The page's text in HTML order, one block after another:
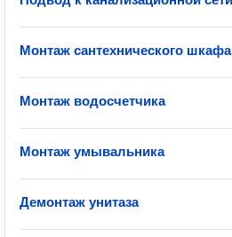
Монтаж сантехнического шкафа
Монтаж водосчетчика
Монтаж умывальника
Демонтаж унитаза